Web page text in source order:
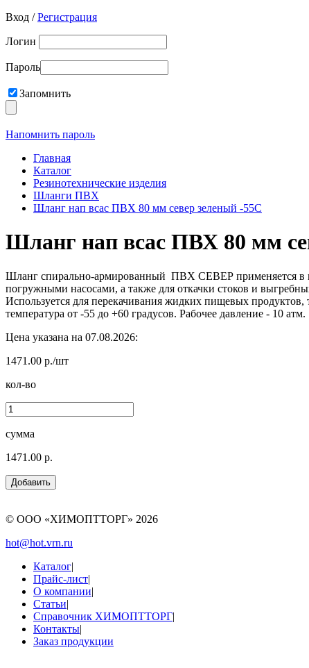
Вход /Регистрация
Логин
Пароль
Запомнить
Напомнить пароль
Главная
Каталог
Резинотехнические изделия
Шланги ПВХ
Шланг нап всас ПВХ 80 мм север зеленый -55С
Шланг нап всас ПВХ 80 мм
Шланг спирально-армированный ПВХ СЕВЕР применяется в
погружными насосами, а также для откачки стоков и
Используется для перекачивания жидких пищевых
температура от -55 до +60 градусов. Рабочее давление - 10 атм.
Цена указана на 07.08.2026:
1471.00 р./шт
кол-во
сумма
1471.00 р.
© ООО «ХИМОПТТОРГ» 2026
hot@hot.vrn.ru
Каталог|
Прайс-лист|
О компании|
Статьи|
Справочник ХИМОПТТОРГ|
Контакты|
Заказ продукции